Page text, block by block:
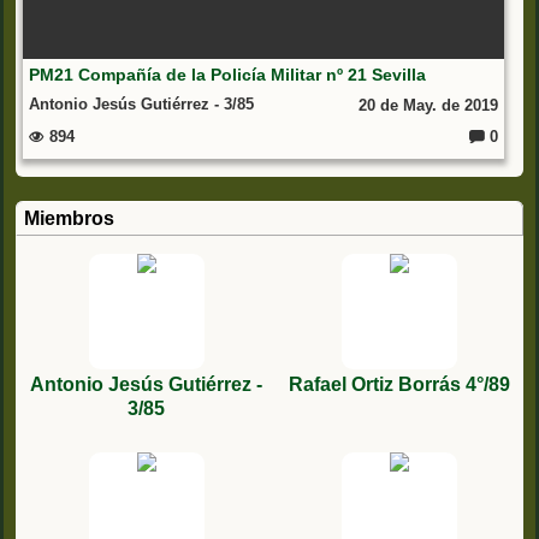
PM21 Compañía de la Policía Militar nº 21 Sevilla
Antonio Jesús Gutiérrez - 3/85
20 de May. de 2019
894
o
m
io
0
Miembros
Antonio Jesús Gutiérrez -
3/85
Rafael Ortiz Borrás 4°/89